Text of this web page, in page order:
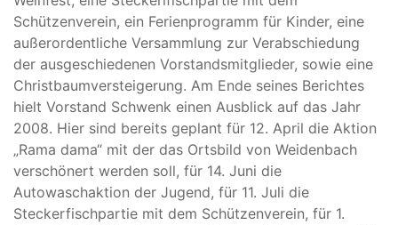
Schützenverein, ein Ferienprogramm für Kinder, eine
außerordentliche Versammlung zur Verabschiedung
der ausgeschiedenen Vorstandsmitglieder, sowie eine
Christbaumversteigerung. Am Ende seines Berichtes
hielt Vorstand Schwenk einen Ausblick auf das Jahr
2008. Hier sind bereits geplant für 12. April die Aktion
„Rama dama“ mit der das Ortsbild von Weidenbach
verschönert werden soll, für 14. Juni die
Autowaschaktion der Jugend, für 11. Juli die
Steckerfischpartie mit dem Schützenverein, für 1.